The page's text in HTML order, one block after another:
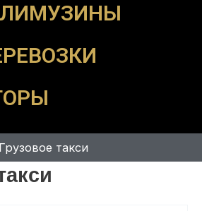
ЛИМУЗИНЫ
Грузовое такси